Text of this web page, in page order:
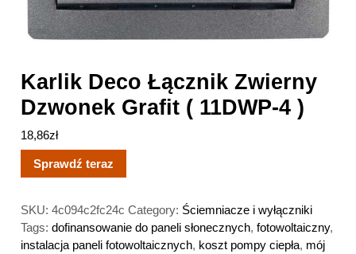
Karlik Deco Łącznik Zwierny
Dzwonek Grafit ( 11DWP-4 )
18,86zł
Sprawdź teraz
SKU:4c094c2fc24c Category: Ściemniacze i wyłączniki
Tags:dofinansowanie do paneli słonecznych,fotowoltaiczny,
instalacja paneli fotowoltaicznych, koszt pompy ciepła, mój